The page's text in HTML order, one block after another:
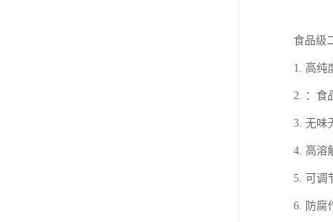
食品级
1. 高纯
2. ：食
3. 无味
4. 高溶
5. 可调
6. 防腐